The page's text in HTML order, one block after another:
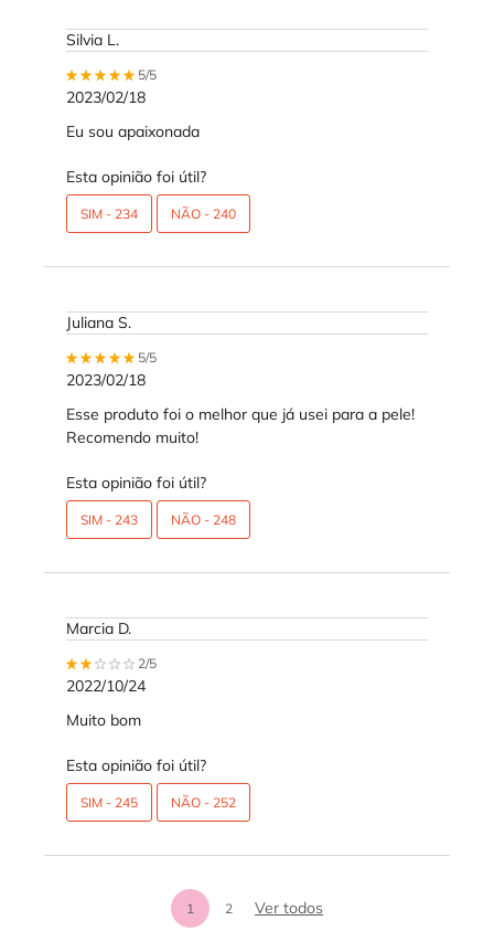
Silvia L.
5 out of 5 stars.
5/5
2023/02/18
Eu sou apaixonada
Esta opinião foi útil?
SIM - 234 NÃO - 240
Juliana S.
5 out of 5 stars.
5/5
2023/02/18
Esse produto foi o melhor que já usei para a pele!
Recomendo muito!
Esta opinião foi útil?
SIM - 243 NÃO - 248
Marcia D.
2 out of 5 stars.
2/5
2022/10/24
Muito bom
Esta opinião foi útil?
SIM - 245 NÃO - 252
Page 1 of 2. Current page
1 2 Ver todos